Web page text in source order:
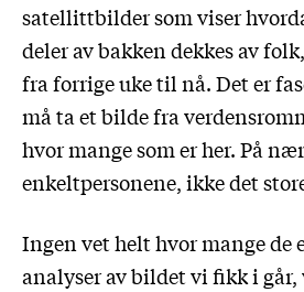
satellittbilder som viser
deler av bakken dekkes av
fra forrige uke til nå. Det er
må ta et bilde fra
hvor mange som er her. På
enkeltpersonene, ikke det
Ingen vet helt hvor mange de
analyser av bildet vi fikk i går,